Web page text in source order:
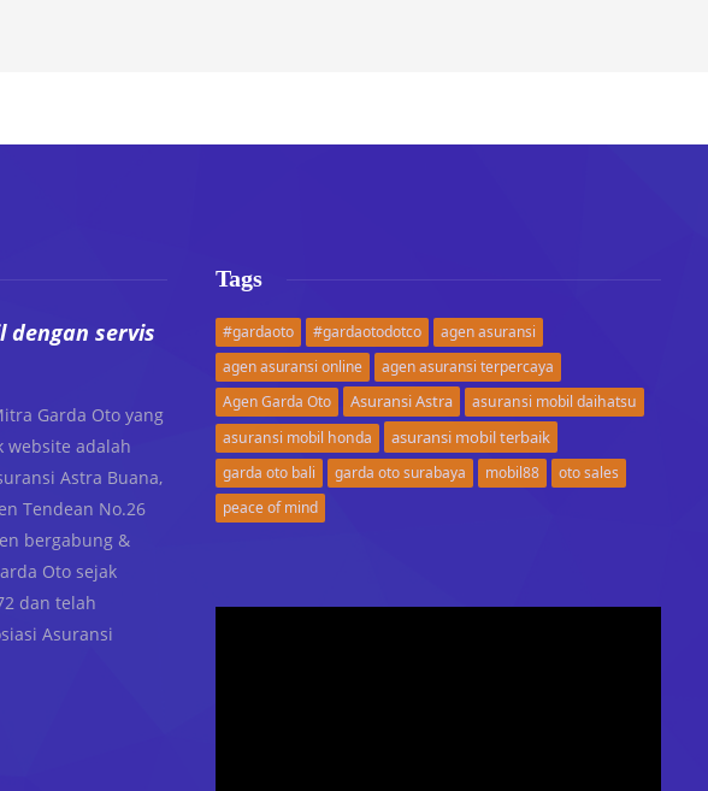
dengan servis
Garda Oto yang
website adalah
Astra Buana,
Tendean No.26
bergabung &
Oto sejak
dan telah
Asuransi
Tags
#gardaoto #gardaotodotco
agen asuransi
agen asuransi online
agen asuransi terpercaya
Agen Garda Oto
Asuransi Astra
asuransi mobil daihatsu
asuransi mobil honda
asuransi mobil terbaik
garda oto bali garda oto surabaya mobil88
oto sales
peace of mind